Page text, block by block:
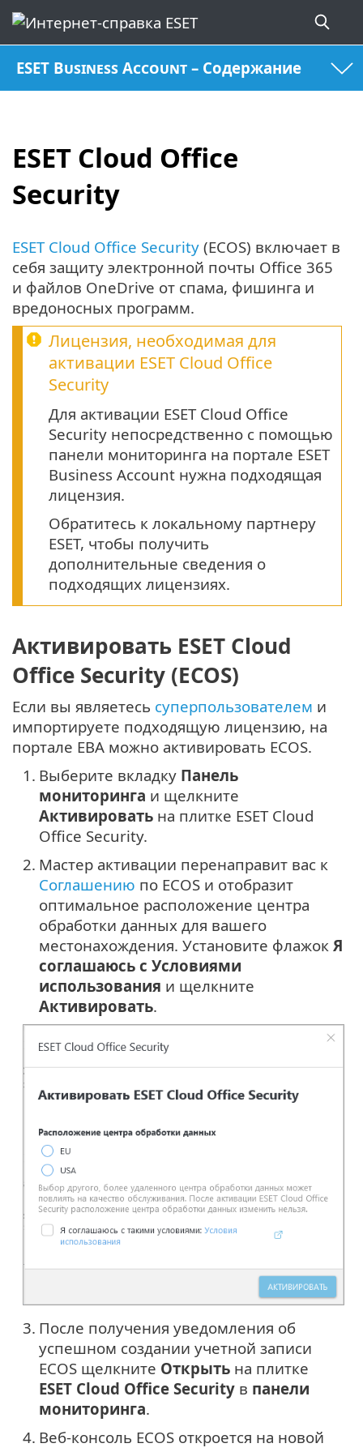
ESET Business Account – Содержание
ESET Cloud Office
Security
ESET Cloud Office Security (ECOS) включает в
себя защиту электронной почты Office 365
и файлов OneDrive от спама, фишинга и
вредоносных программ.
Лицензия, необходимая для
активации ESET Cloud Office
Security
Для активации ESET Cloud Office
Security непосредственно с помощью
панели мониторинга на портале ESET
Business Account нужна подходящая
лицензия.
Обратитесь к локальному партнеру
ESET, чтобы получить
дополнительные сведения о
подходящих лицензиях.
Активировать ESET Cloud
Office Security (ECOS)
Если вы являетесь суперпользователем и
импортируете подходящую лицензию, на
портале EBA можно активировать ECOS.
1. Выберите вкладку Панель
мониторинга и щелкните
Активировать на плитке ESET Cloud
Office Security.
2. Мастер активации перенаправит вас к
Соглашению по ECOS и отобразит
оптимальное расположение центра
обработки данных для вашего
местонахождения. Установите флажок Я
соглашаюсь с Условиями
использования и щелкните
Активировать.
3. После получения уведомления об
успешном создании учетной записи
ECOS щелкните Открыть на плитке
ESET Cloud Office Security в панели
мониторинга.
4. Веб-консоль ECOS откроется на новой